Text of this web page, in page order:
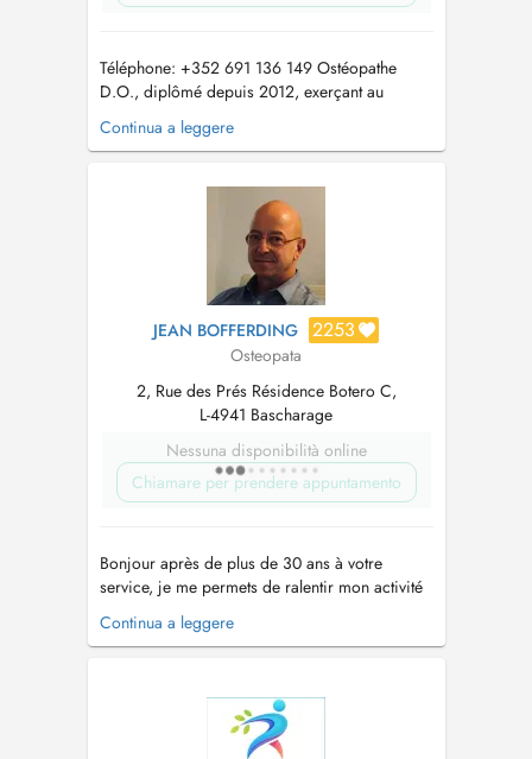
Téléphone: +352 691 136 149 Ostéopathe
D.O., diplômé depuis 2012, exerçant au
cabinet à Schouweiler. -Adultes : Troubles ORL
, Pathologies rachidiennes, Troubles digestifs,
professionnelle ,Séquelles de trauma(accident
de voiture...),Douleurs mâc...
Continua a leggere
JEAN BOFFERDING 2253
Osteopata
2, Rue des Prés Résidence Botero C,
L-4941 Bascharage
Nessuna disponibilità online
Chiamare per prendere appuntamento
Bonjour après de plus de 30 ans à votre
service, je me permets de ralentir mon activité
professionnelle et vous annonce la
collaboration avec Mr Victor VAN ESPEN
jai fréquentée il y a plus de trente ans. Mr
Continua a leggere